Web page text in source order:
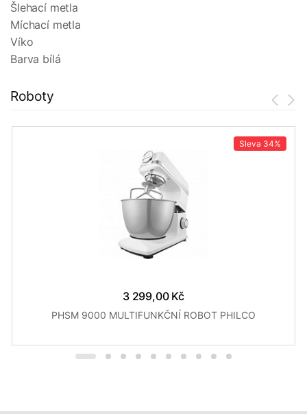
Šlehací metla
Míchací metla
Víko
Barva bílá
Roboty
Sleva 34%
3 299,00 Kč
PHSM 9000 MULTIFUNKČNÍ ROBOT PHILCO